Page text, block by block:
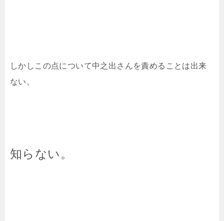
しかしこの点について中之出さんを責めることは出来
ない。
知らない。